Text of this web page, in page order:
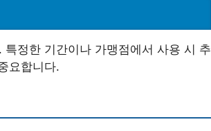
정한 기간이나 가맹점에서 사용 시 추
요합니다.